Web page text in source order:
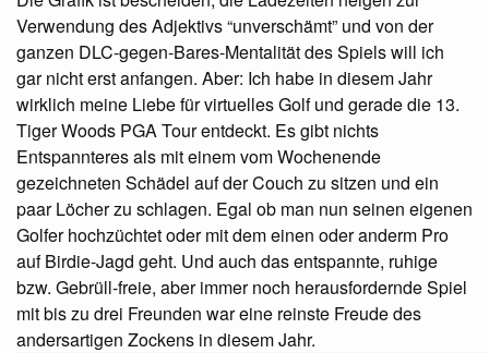
Verwendung des Adjektivs “unverschämt” und von der
ganzen DLC-gegen-Bares-Mentalität des Spiels will ich
gar nicht erst anfangen. Aber: Ich habe in diesem Jahr
wirklich meine Liebe für virtuelles Golf und gerade die 13.
Tiger Woods PGATour entdeckt. Es gibt nichts
Entspannteres als mit einem vom Wochenende
gezeichneten Schädel auf der Couch zu sitzen und ein
paar Löcher zu schlagen. Egal ob man nun seinen eigenen
Golfer hochzüchtet oder mit dem einen oder anderm Pro
auf Birdie-Jagd geht. Und auch das entspannte, ruhige
bzw. Gebrüll-freie, aber immer noch herausfordernde Spiel
mit bis zu drei Freunden war eine reinste Freude des
andersartigen Zockens in diesem Jahr.